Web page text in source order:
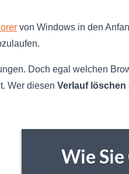
von Windows in den
Doch egal welchen
Wer diesen Verlauf löschen